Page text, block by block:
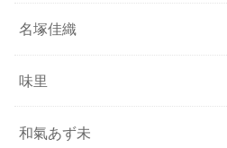
名塚佳織
味里
和氣あず未